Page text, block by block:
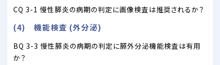
CQ 3-1 慢性膵炎の病期の判定に画像検査は推奨されるか？
(4) 機能検査 (外分泌)
BQ 3-3 慢性膵炎の病期の判定に膵外分泌機能検査は有用
か？